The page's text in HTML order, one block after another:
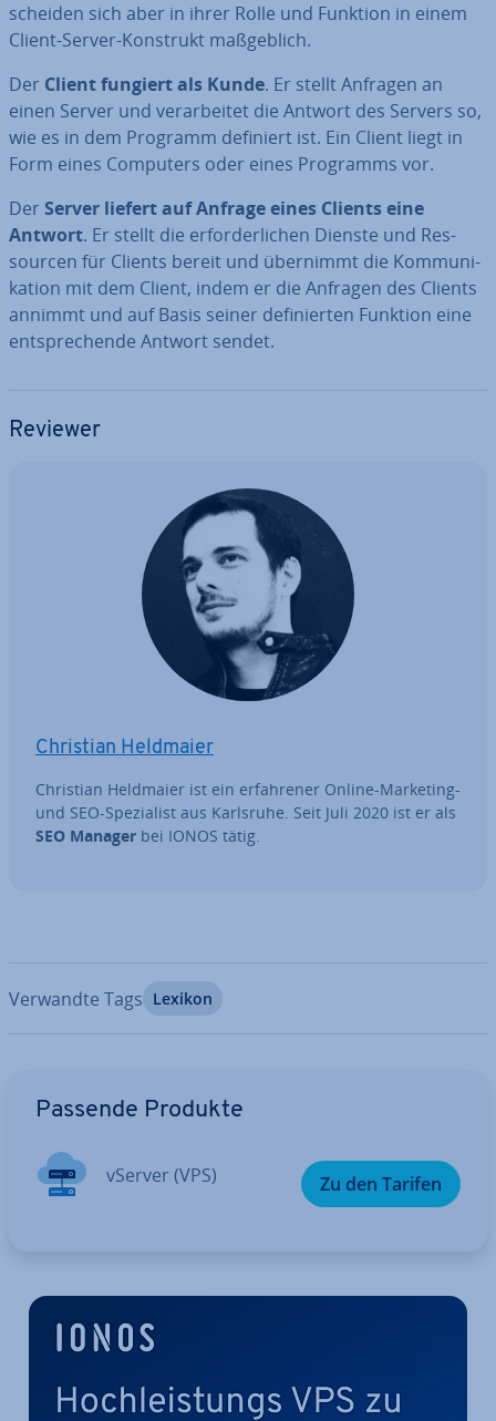
schei­den sich aber in ihrer Rolle und Funktion in einem
Client-Server-Konstrukt maß­geb­lich.
Der Client fungiert als Kunde. Er stellt Anfragen an
einen Server und ver­ar­bei­tet die Antwort des Servers so,
wie es in dem Programm definiert ist. Ein Client liegt in
Form eines Computers oder eines Programms vor.
Der Server liefert auf Anfrage eines Clients eine
Antwort. Er stellt die er­for­der­li­chen Dienste und Res­
sour­cen für Clients bereit und übernimmt die Kom­mu­ni­
ka­ti­on mit dem Client, indem er die Anfragen des Clients
annimmt und auf Basis seiner de­fi­nier­ten Funktion eine
ent­spre­chen­de Antwort sendet.
Reviewer
Christian Heldmaier
Christian Heldmaier ist ein er­fah­re­ner Online-Marketing-
und SEO-Spe­zia­list aus Karlsruhe. Seit Juli 2020 ist er als
SEO Manager bei IONOS tätig.
Verwandte Tags Lexikon
Passende Produkte
vServer (VPS) Zu den Tarifen